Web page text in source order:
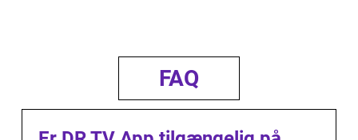
FAQ